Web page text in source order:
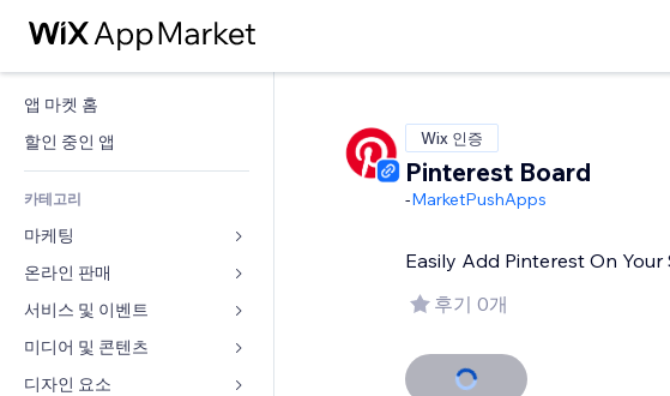
앱 마켓 홈
할인 중인 앱
카테고리
마케팅
광고
모바일
사이트 통계
온라인 판매
쇼핑몰 관련 앱
배송
판매 버튼
서비스 및 이벤트
호텔
이벤트
미디어 및 콘텐츠
갤러리
디자인 요소
Wix 인증
Pinterest Board
-MarketPushApps
Easily Add Pinterest On Your
후기 0개